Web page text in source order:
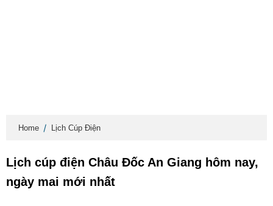
Home Lịch Cúp Điện
Lịch cúp điện Châu Đốc An Giang hôm nay,
ngày mai mới nhất